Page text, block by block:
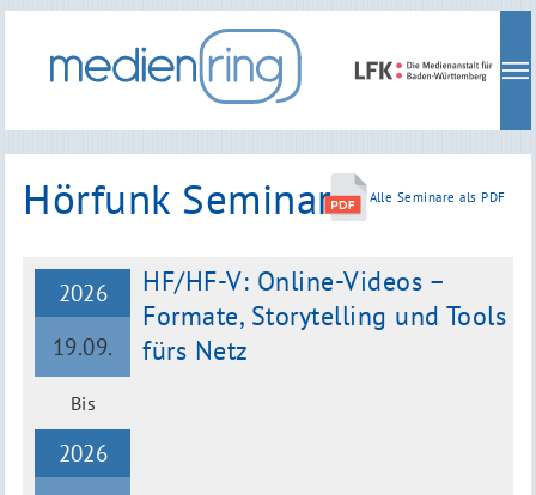
Skip
Hörfunk Seminare Alle Seminare als PDF
2026
19.09.
Bis
2026
HF/HF-V: Online-Videos –
Formate, Storytelling und Tools
fürs Netz